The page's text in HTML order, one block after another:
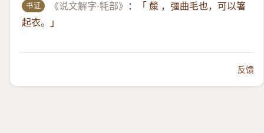
书证 《说文解字·牦部》 ：
「 斄 ，彊曲毛也，可以箸
起衣。」
反馈